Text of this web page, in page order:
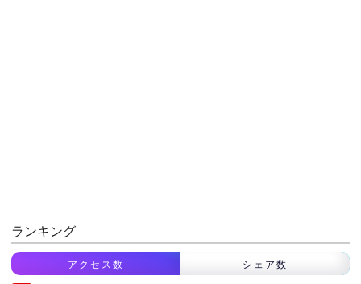
ランキング
アクセス数 シェア数